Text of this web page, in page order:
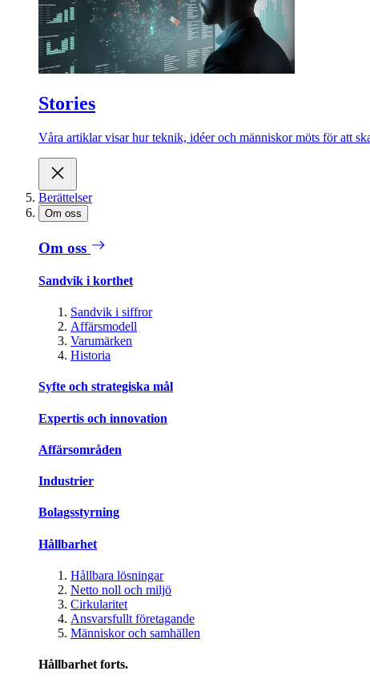
Stories
Våra artiklar visar hur teknik, idéer och människor möts för att
Berättelser
Om oss
Om oss
Sandvik i korthet
Sandvik i siffror
Affärsmodell
Varumärken
Historia
Syfte och strategiska mål
Expertis och innovation
Affärsområden
Industrier
Bolagsstyrning
Hållbarhet
Hållbara lösningar
Netto noll och miljö
Cirkularitet
Ansvarsfullt företagande
Människor och samhällen
Hållbarhet forts.